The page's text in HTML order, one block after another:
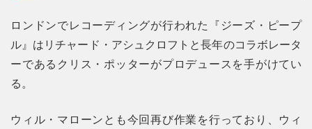
ロンドンでレコーディングが行われた『ジーズ・ピープ
ル』はリチャード・アシュクロフトと長年のコラボレータ
ーであるクリス・ポッターがプロデュースを手がけてい
る。
ウィル・マローンとも今回再び作業を行っており、ウィ